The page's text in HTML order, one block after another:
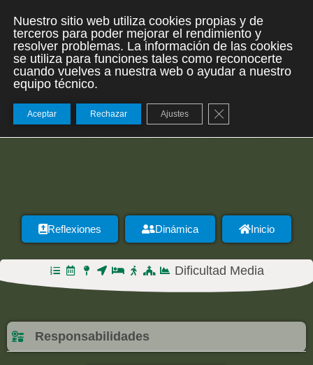
DÍA 28 – PALAS DE REI
Reflexiones Dinámica Inicio
Dificultad Media
Responsabilidades
Nuestro sitio web utiliza cookies propias y de
terceros para poder mejorar el rendimiento y
resolver problemas. La información de las cookies
se utiliza para funciones tales como reconocerte
cuando vuelves a nuestra web o ayudar a nuestro
equipo técnico.
Aceptar Rechazar Ajustes Cerrar el banner de